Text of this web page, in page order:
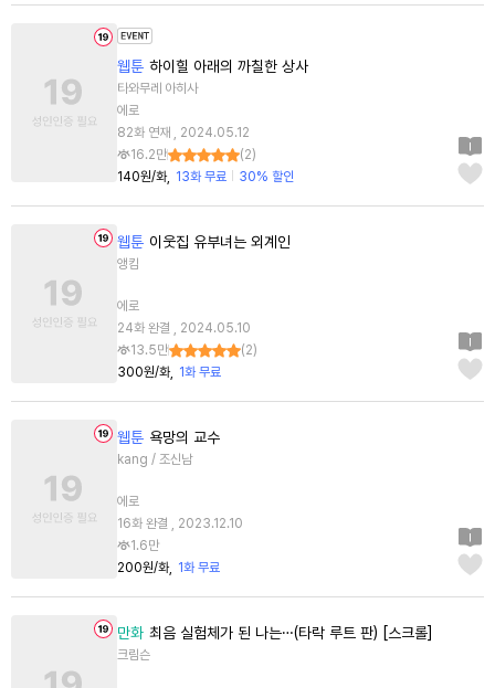
웹툰 하이힐 아래의 까칠한 상사
타와무레 아히사
에로
82화 연재 , 2024.05.12
16.2만
(2)
140원/화
13화 무료 30% 할인
웹툰 이웃집 유부녀는 외계인
앵킴
에로
24화 완결 , 2024.05.10
13.5만
(2)
300원/화
1화 무료
웹툰 욕망의 교수
kang / 조신남
에로
16화 완결 , 2023.12.10
1.6만
200원/화
1화 무료
만화 최음 실험체가 된 나는…(타락 루트 판) [스크롤]
크림슨